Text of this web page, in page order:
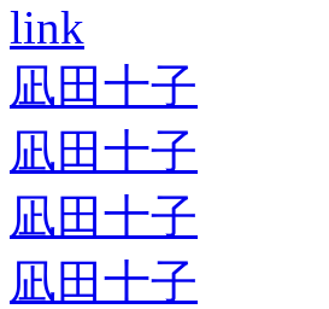
link
凪田十子
凪田十子
凪田十子
凪田十子